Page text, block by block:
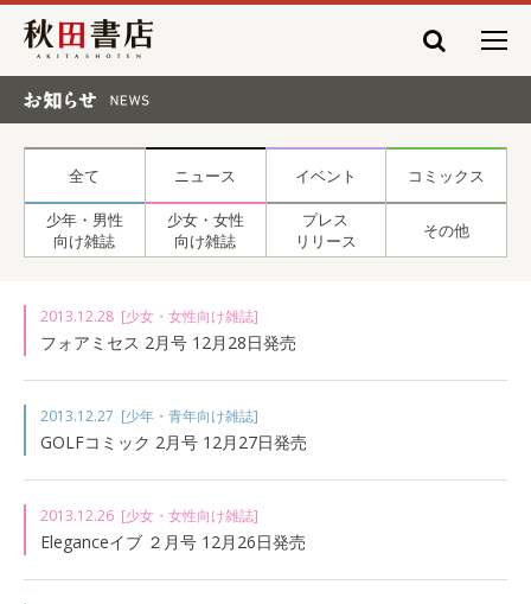
秋田書店
全て ニュース イベント コミックス
少年・男性
向け雑誌
少女・女性
向け雑誌
プレス
リリース
その他
2013.12.28 [少女・女性向け雑誌]
フォアミセス 2月号 12月28日発売
2013.12.27 [少年・青年向け雑誌]
GOLFコミック 2月号 12月27日発売
2013.12.26 [少女・女性向け雑誌]
Eleganceイブ ２月号 12月26日発売